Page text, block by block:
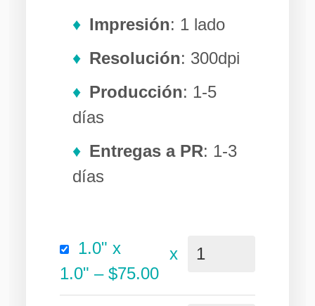
Impresión: 1 lado
Resolución: 300dpi
Producción: 1-5
días
Entregas a PR: 1-3
días
1.0" x
1.0" –$75.00
x